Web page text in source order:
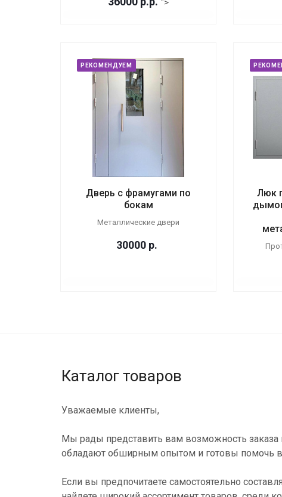
">
РЕКОМЕНДУЕМ
Дверь с фрамугами по
бокам
Металлические двери
30000 р.
Люк
Каталог товаров
Уважаемые клиенты,
Мы рады представить вам возможность
обладают обширным опытом и готовы помочь
Если вы предпочитаете самостоятельно